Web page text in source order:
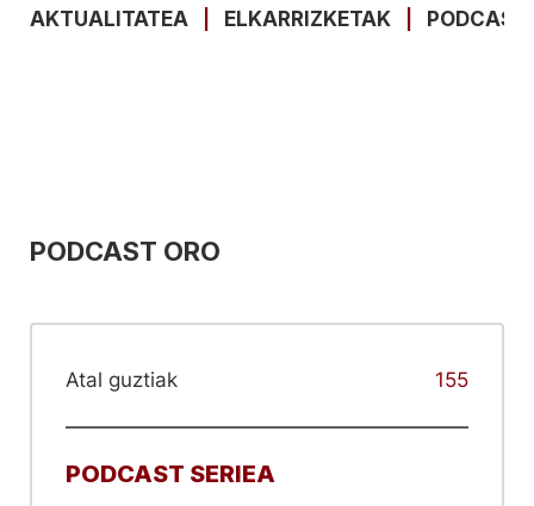
AKTUALITATEA ELKARRIZKETAK
PODCAST ORO
Atal guztiak 155
PODCAST SERIEA